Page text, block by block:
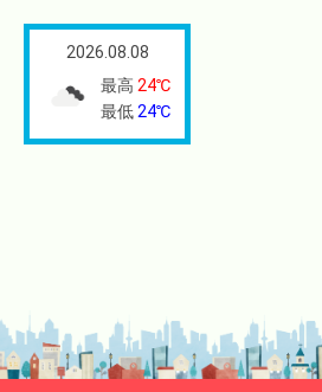
2026.08.08
最高 24℃
最低 24℃